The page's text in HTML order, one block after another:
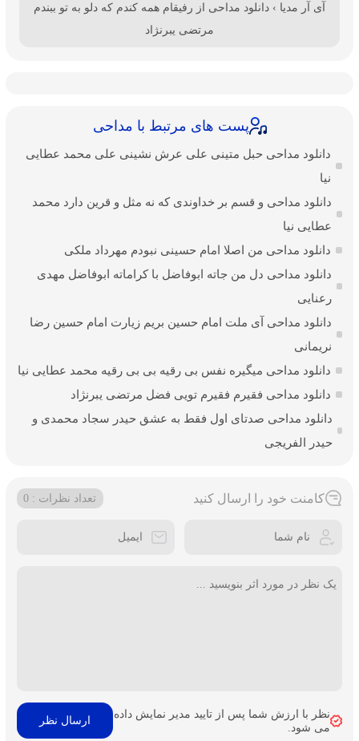
آی آر مدیا › دانلود مداحی از رفیقام همه کندم که دلو به تو ببندم
مرتضی یبرنژاد
پست های مرتبط با مداحی
دانلود مداحی حبل متینی علی عرش نشینی علی محمد عطایی
نیا
دانلود مداحی و قسم بر خداوندی که نه مثل و قرین دارد محمد
عطایی نیا
دانلود مداحی من اصلا امام حسینی نبودم مهرداد ملکی
دانلود مداحی دل من جاته ابوفاضل با کراماته ابوفاضل مهدی
رعنایی
دانلود مداحی آی ملت امام حسین بریم زیارت امام حسین رضا
نریمانی
دانلود مداحی میگیره نفس بی رقیه بی بی رقیه محمد عطایی نیا
دانلود مداحی فقیرم فقیرم تویی فضل مرتضی یبرنژاد
دانلود مداحی صدتای اول فقط به عشق حیدر سجاد محمدی و
حیدر الفریجی
کامنت خود را ارسال کنید تعداد نظرات : 0
نظر با ارزش شما پس از تایید مدیر نمایش داده
می شود.